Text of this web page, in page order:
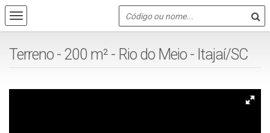
Terreno - 200 m² - Rio do Meio - Itajaí/SC